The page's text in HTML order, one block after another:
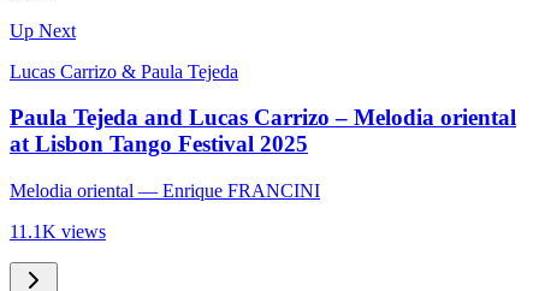
Up Next
Lucas Carrizo & Paula Tejeda
Paula Tejeda and Lucas Carrizo – Melodia oriental
at Lisbon Tango Festival 2025
Melodia oriental — Enrique FRANCINI
11.1K views